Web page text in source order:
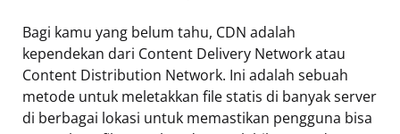
Bagi kamu yang belum tahu, CDN adalah
kependekan dari Content Delivery Network atau
Content Distribution Network. Ini adalah sebuah
metode untuk meletakkan file statis di banyak server
di berbagai lokasi untuk memastikan pengguna bisa